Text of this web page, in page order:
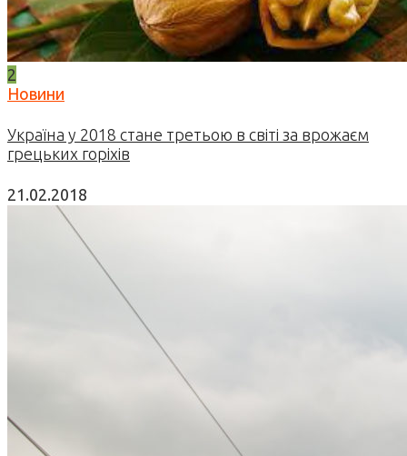
2
Новини
Україна у 2018 стане третьою в світі за врожаєм
грецьких горіхів
21.02.2018